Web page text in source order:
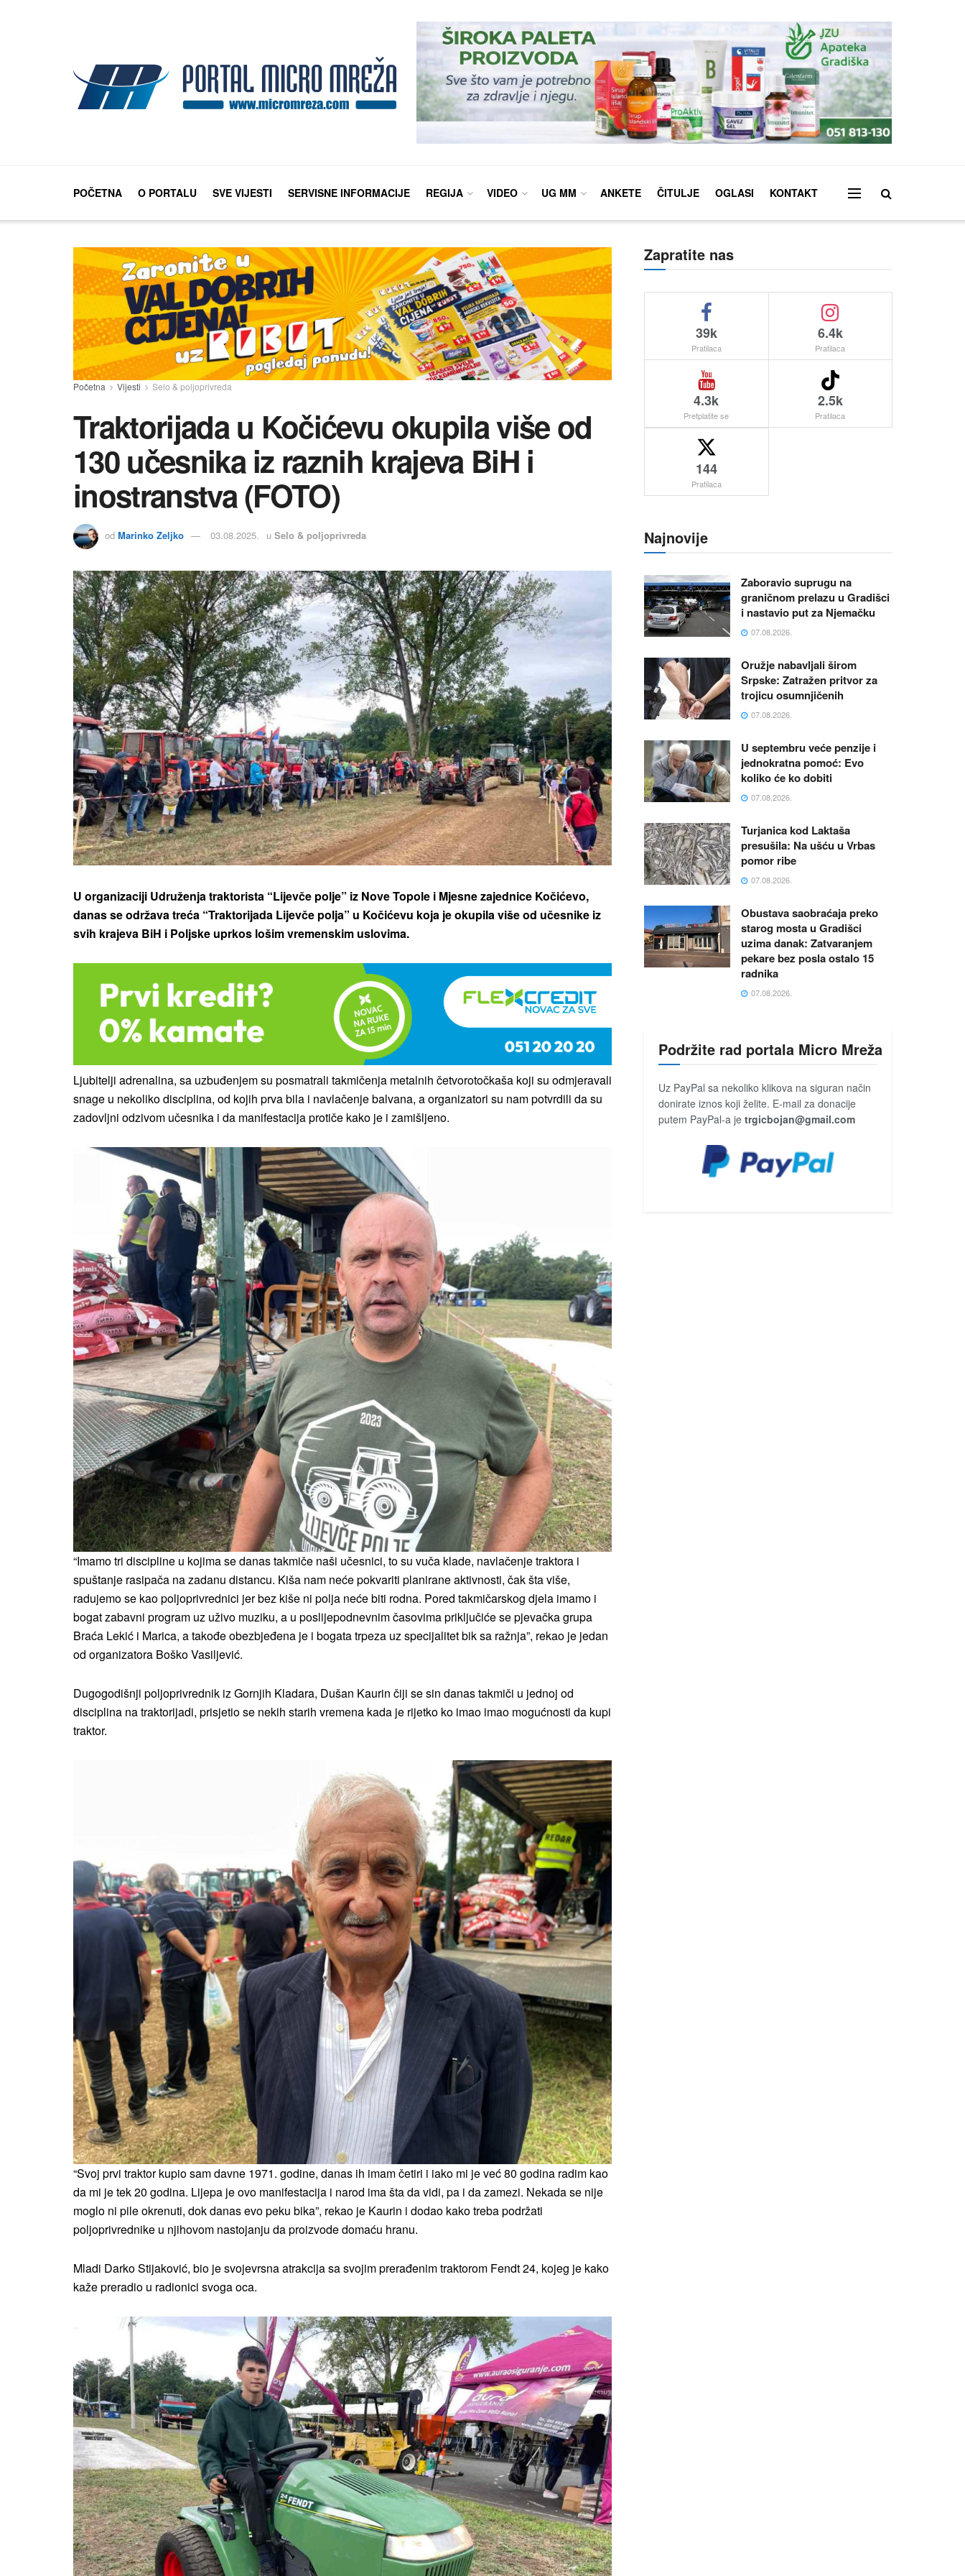
POČETNA O PORTALU SVE VIJESTI SERVISNE INFORMACIJE REGIJA VIDEO UG MM ANKETE ČITULJE OGLASI KONTAKT
Početna Vijesti Selo & poljoprivreda
Traktorijada u Kočićevu okupila više od
130 učesnika iz raznih krajeva BiH i
inostranstva (FOTO)
od Marinko Zeljko 03.08.2025. u Selo & poljoprivreda
U organizaciji Udruženja traktorista “Lijevče polje” iz Nove Topole i Mjesne zajednice Kočićevo,
danas se održava treća “Traktorijada Lijevče polja” u Kočićevu koja je okupila više od učesnike iz
svih krajeva BiH i Poljske uprkos lošim vremenskim uslovima.
Ljubitelji adrenalina, sa uzbuđenjem su posmatrali takmičenja metalnih četvorotočkaša koji su odmjeravali
snage u nekoliko disciplina, od kojih prva bila i navlačenje balvana, a organizatori su nam potvrdili da su
zadovljni odzivom učesnika i da manifestacija protiče kako je i zamišljeno.
“Imamo tri discipline u kojima se danas takmiče naši učesnici, to su vuča klade, navlačenje traktora i
spuštanje rasipača na zadanu distancu. Kiša nam neće pokvariti planirane aktivnosti, čak šta više,
radujemo se kao poljoprivrednici jer bez kiše ni polja neće biti rodna. Pored takmičarskog djela imamo i
bogat zabavni program uz uživo muziku, a u poslijepodnevnim časovima priključiće se pjevačka grupa
Braća Lekić i Marica, a takođe obezbjeđena je i bogata trpeza uz specijalitet bik sa ražnja”, rekao je jedan
od organizatora Boško Vasiljević.
Dugogodišnji poljoprivrednik iz Gornjih Kladara, Dušan Kaurin čiji se sin danas takmiči u jednoj od
disciplina na traktorijadi, prisjetio se nekih starih vremena kada je rijetko ko imao imao mogućnosti da kupi
traktor.
“Svoj prvi traktor kupio sam davne 1971. godine, danas ih imam četiri i iako mi je već 80 godina radim kao
da mi je tek 20 godina. Lijepa je ovo manifestacija i narod ima šta da vidi, pa i da zamezi. Nekada se nije
moglo ni pile okrenuti, dok danas evo peku bika”, rekao je Kaurin i dodao kako treba podržati
poljoprivrednike u njihovom nastojanju da proizvode domaću hranu.
Mladi Darko Stijaković, bio je svojevrsna atrakcija sa svojim prerađenim traktorom Fendt 24, kojeg je kako
kaže preradio u radionici svoga oca.
Zapratite nas
39k
Pratilaca
6.4k
Pratilaca
4.3k
Pretplatite se
2.5k
Pratilaca
144
Pratilaca
Najnovije
Zaboravio suprugu na
graničnom prelazu u Gradišci
i nastavio put za Njemačku
07.08.2026.
Oružje nabavljali širom
Srpske: Zatražen pritvor za
trojicu osumnjičenih
07.08.2026.
U septembru veće penzije i
jednokratna pomoć: Evo
koliko će ko dobiti
07.08.2026.
Turjanica kod Laktaša
presušila: Na ušću u Vrbas
pomor ribe
07.08.2026.
Obustava saobraćaja preko
starog mosta u Gradišci
uzima danak: Zatvaranjem
pekare bez posla ostalo 15
radnika
07.08.2026.
Podržite rad portala Micro Mreža
Uz PayPal sa nekoliko klikova na siguran način
donirate iznos koji želite. E-mail za donacije
putem PayPal-a je trgicbojan@gmail.com